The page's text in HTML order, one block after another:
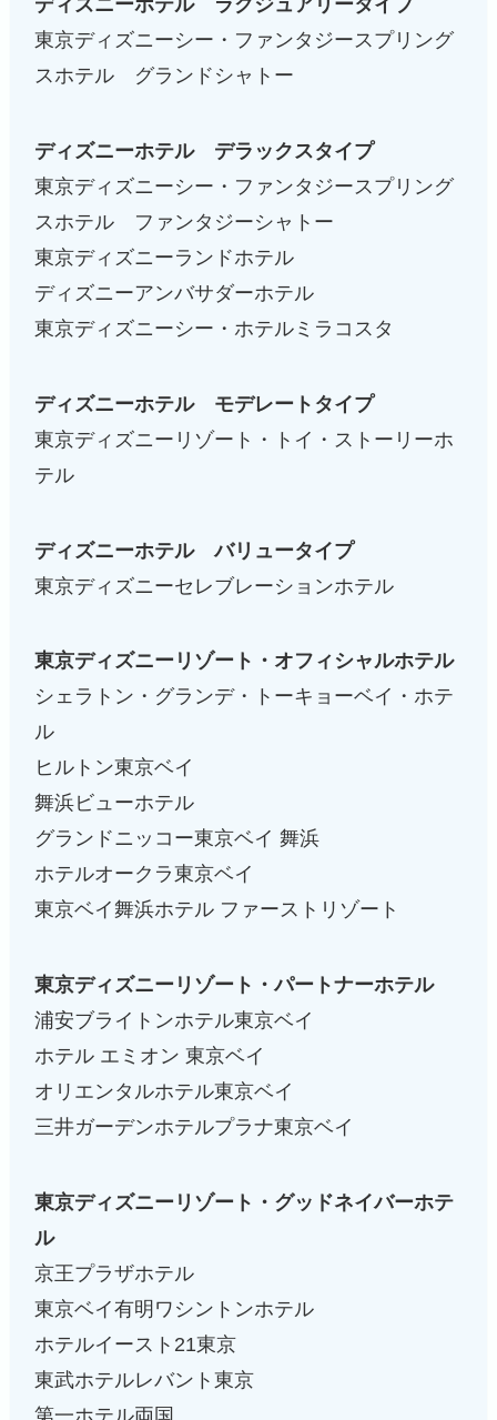
ディズニーホテル ラグジュアリータイプ
東京ディズニーシー・ファンタジースプリング
スホテル グランドシャトー
ディズニーホテル デラックスタイプ
東京ディズニーシー・ファンタジースプリング
スホテル ファンタジーシャトー
東京ディズニーランドホテル
ディズニーアンバサダーホテル
東京ディズニーシー・ホテルミラコスタ
ディズニーホテル モデレートタイプ
東京ディズニーリゾート・トイ・ストーリーホ
テル
ディズニーホテル バリュータイプ
東京ディズニーセレブレーションホテル
東京ディズニーリゾート・オフィシャルホテル
シェラトン・グランデ・トーキョーベイ・ホテ
ル
ヒルトン東京ベイ
舞浜ビューホテル
グランドニッコー東京ベイ 舞浜
ホテルオークラ東京ベイ
東京ベイ舞浜ホテル ファーストリゾート
東京ディズニーリゾート・パートナーホテル
浦安ブライトンホテル東京ベイ
ホテル エミオン 東京ベイ
オリエンタルホテル東京ベイ
三井ガーデンホテルプラナ東京ベイ
東京ディズニーリゾート・グッドネイバーホテ
ル
京王プラザホテル
東京ベイ有明ワシントンホテル
ホテルイースト21東京
東武ホテルレバント東京